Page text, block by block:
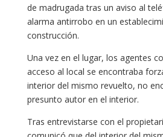
de madrugada tras un aviso al
alarma antirrobo en un
construcción.
Una vez en el lugar, los agentes
acceso al local se encontraba
interior del mismo revuelto, no
presunto autor en el interior.
Tras entrevistarse con el